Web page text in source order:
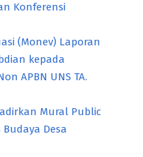
Konferensi
(Monev) Laporan
kepada
APBN UNS TA.
Mural Public
Desa